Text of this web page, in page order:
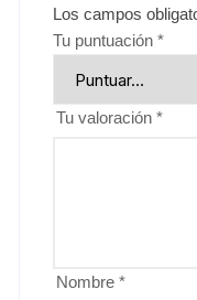
Los campos
Tu puntuación*
Tu valoración*
Nombre*